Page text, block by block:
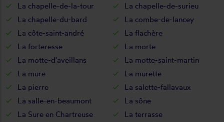
La chapelle-de-la-tour
La chapelle-de-surieu
La chapelle-du-bard
La combe-de-lancey
La côte-saint-andré
La flachère
La forteresse
La morte
La motte-d'aveillans
La motte-saint-martin
La mure
La murette
La pierre
La salette-fallavaux
La salle-en-beaumont
La sône
La Sure en Chartreuse
La terrasse